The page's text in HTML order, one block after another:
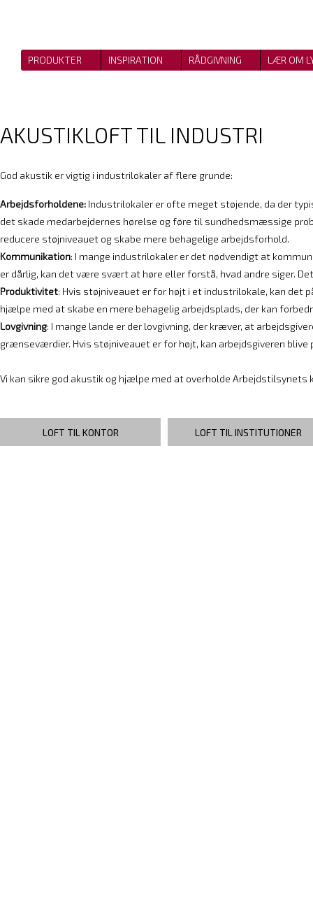
AKUSTIKLOFT TIL INDUSTRI
God akustik er vigtig i industrilokaler af flere grunde:
Arbejdsforholdene: Industrilokaler er ofte meget støjende, da der
det skade medarbejdernes hørelse og føre til sundhedsmæssige
reducere støjniveauet og skabe mere behagelige arbejdsforhold.
Kommunikation: I mange industrilokaler er det nødvendigt at
er dårlig, kan det være svært at høre eller forstå, hvad andre siger.
Produktivitet: Hvis støjniveauet er for højt i et industrilokale, kan det
hjælpe med at skabe en mere behagelig arbejdsplads, der kan
Lovgivning: I mange lande er der lovgivning, der kræver, at
grænseværdier. Hvis støjniveauet er for højt, kan arbejdsgiveren
Vi kan sikre god akustik og hjælpe med at overholde Arbejdstilsynets
LOFT TIL KONTOR LOFT TIL INSTITUTIONER
PRODUKTER INSPIRATION RÅDGIVNING LÆR OM